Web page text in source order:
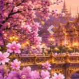
Previous